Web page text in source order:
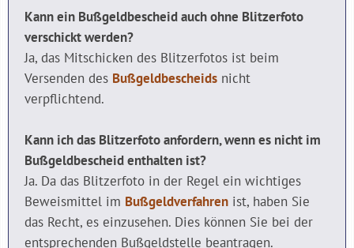
Kann ein Bußgeldbescheid auch ohne Blitzerfoto
verschickt werden?
Ja, das Mitschicken des Blitzerfotos ist beim
Versenden des Bußgeldbescheids nicht
verpflichtend.
Kann ich das Blitzerfoto anfordern, wenn es nicht im
Bußgeldbescheid enthalten ist?
Ja. Da das Blitzerfoto in der Regel ein wichtiges
Beweismittel im Bußgeldverfahren ist, haben Sie
das Recht, es einzusehen. Dies können Sie bei der
entsprechenden Bußgeldstelle beantragen.